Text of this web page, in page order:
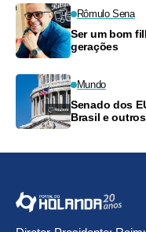
Rômulo Sena
Ser um bom
gerações
Mundo
Senado dos
Brasil e